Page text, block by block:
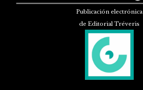
Publicación electrónica
de Editorial Tréveris